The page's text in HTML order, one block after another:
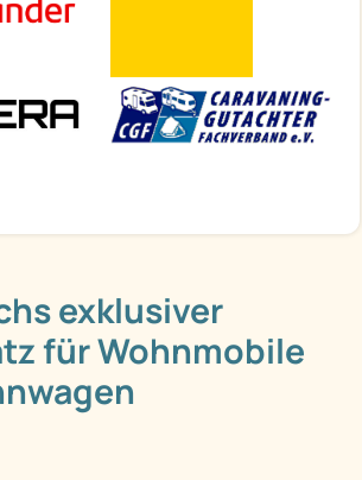
exklusiver
für Wohnmobile